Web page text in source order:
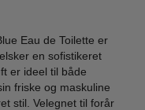
Eau de Toilette er
en sofistikeret
er ideel til både
friske og maskuline
stil. Velegnet til forår